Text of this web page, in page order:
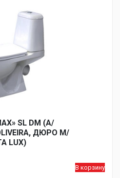
SL DM (А/
ДЮРО М/
LUX)
В корзину